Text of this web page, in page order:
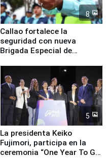
8
Callao fortalece la
seguridad con nueva
Brigada Especial de
equipamiento para
Serenazgo
5
La presidenta Keiko
Fujimori, participa en la
ceremonia “One Year To Go